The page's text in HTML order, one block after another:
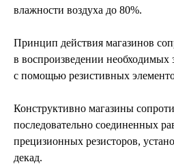
влажности воздуха до 80%.
Принцип действия магазинов
в воспроизведении необходимых
с помощью резистивных
Конструктивно магазины
последовательно соединенных
прецизионных резисторов,
декад.